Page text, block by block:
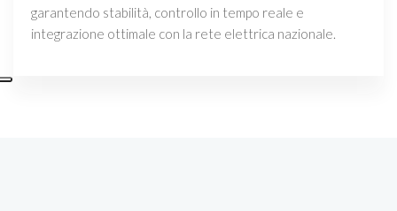
garantendo stabilità, controllo in tempo reale e
integrazione ottimale con la rete elettrica nazionale.